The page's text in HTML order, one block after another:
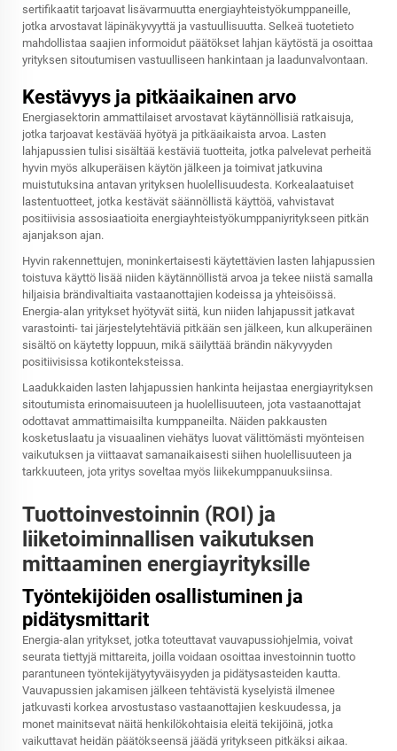
sertifikaatit tarjoavat lisävarmuutta energiayhteistyökumppaneille,
jotka arvostavat läpinäkyvyyttä ja vastuullisuutta. Selkeä tuotetieto
mahdollistaa saajien informoidut päätökset lahjan käytöstä ja osoittaa
yrityksen sitoutumisen vastuulliseen hankintaan ja laadunvalvontaan.
Kestävyys ja pitkäaikainen arvo
Energiasektorin ammattilaiset arvostavat käytännöllisiä ratkaisuja,
jotka tarjoavat kestävää hyötyä ja pitkäaikaista arvoa. Lasten
lahjapussien tulisi sisältää kestäviä tuotteita, jotka palvelevat perheitä
hyvin myös alkuperäisen käytön jälkeen ja toimivat jatkuvina
muistutuksina antavan yrityksen huolellisuudesta. Korkealaatuiset
lastentuotteet, jotka kestävät säännöllistä käyttöä, vahvistavat
positiivisia assosiaatioita energiayhteistyökumppaniyritykseen pitkän
ajanjakson ajan.
Hyvin rakennettujen, moninkertaisesti käytettävien lasten lahjapussien
toistuva käyttö lisää niiden käytännöllistä arvoa ja tekee niistä samalla
hiljaisia brändivaltiaita vastaanottajien kodeissa ja yhteisöissä.
Energia-alan yritykset hyötyvät siitä, kun niiden lahjapussit jatkavat
varastointi- tai järjestelytehtäviä pitkään sen jälkeen, kun alkuperäinen
sisältö on käytetty loppuun, mikä säilyttää brändin näkyvyyden
positiivisissa kotikonteksteissa.
Laadukkaiden lasten lahjapussien hankinta heijastaa energiayrityksen
sitoutumista erinomaisuuteen ja huolellisuuteen, jota vastaanottajat
odottavat ammattimaisilta kumppaneilta. Näiden pakkausten
kosketuslaatu ja visuaalinen viehätys luovat välittömästi myönteisen
vaikutuksen ja viittaavat samanaikaisesti siihen huolellisuuteen ja
tarkkuuteen, jota yritys soveltaa myös liikekumppanuuksiinsa.
Tuottoinvestoinnin (ROI) ja
liiketoiminnallisen vaikutuksen
mittaaminen energiayrityksille
Työntekijöiden osallistuminen ja
pidätysmittarit
Energia-alan yritykset, jotka toteuttavat vauvapussiohjelmia, voivat
seurata tiettyjä mittareita, joilla voidaan osoittaa investoinnin tuotto
parantuneen työntekijätyytyväisyyden ja pidätysasteiden kautta.
Vauvapussien jakamisen jälkeen tehtävistä kyselyistä ilmenee
jatkuvasti korkea arvostustaso vastaanottajien keskuudessa, ja
monet mainitsevat näitä henkilökohtaisia eleitä tekijöinä, jotka
vaikuttavat heidän päätökseensä jäädä yritykseen pitkäksi aikaa.